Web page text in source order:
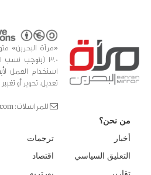
«مرآة البحرين»
3.0 (يتوجب
استخدام العمل
تعديل، تحوير أو
للمراسلات: editor [at] bahrainmirror.com
من نحن؟
أخبار
التعليق السياسي
ترجمات
اقتصاد